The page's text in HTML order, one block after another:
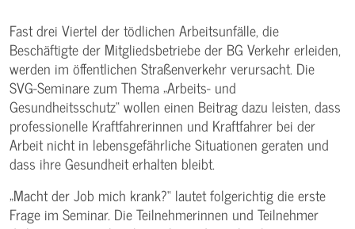
Fast drei Viertel der tödlichen Arbeitsunfälle, die
Beschäftigte der Mitgliedsbetriebe der BG Verkehr erleiden,
werden im öffentlichen Straßenverkehr verursacht. Die
SVG-Seminare zum Thema „Arbeits- und
Gesundheitsschutz“ wollen einen Beitrag dazu leisten, dass
professionelle Kraftfahrerinnen und Kraftfahrer bei der
Arbeit nicht in lebensgefährliche Situationen geraten und
dass ihre Gesundheit erhalten bleibt.
„Macht der Job mich krank?“ lautet folgerichtig die erste
Frage im Seminar. Die Teilnehmerinnen und Teilnehmer